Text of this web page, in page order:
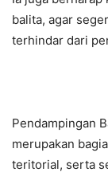
balita, agar
terhindar dari
Pendampingan
merupakan
teritorial, serta